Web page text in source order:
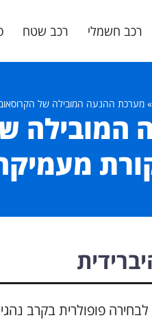
רכב חשמלי רכב שטח
» מערכת ההנעה המובילה של הקרוסאובר
מעמיקה
לבחירה פופולרית בקרב